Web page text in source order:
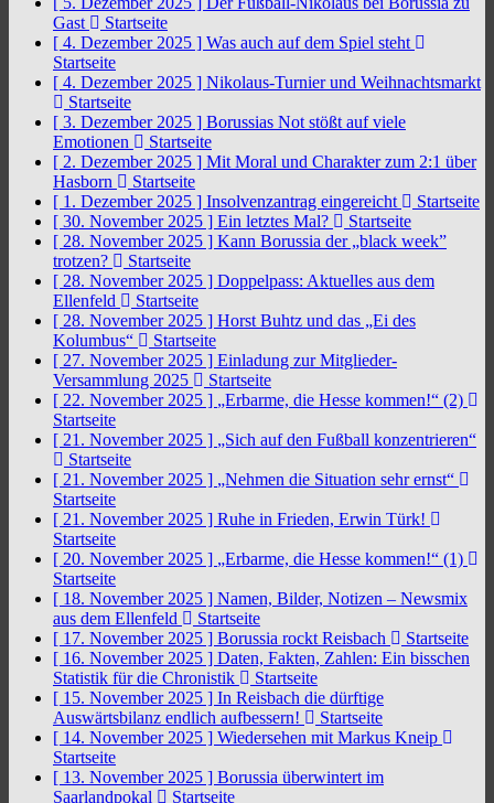
Gast
Startseite
[ 4. Dezember 2025 ] Was auch auf dem Spiel steht
Startseite
[ 4. Dezember 2025 ] Nikolaus-Turnier und Weihnachtsmarkt
Startseite
[ 3. Dezember 2025 ] Borussias Not stößt auf viele
Emotionen
Startseite
[ 2. Dezember 2025 ] Mit Moral und Charakter zum 2:1 über
Hasborn
Startseite
[ 1. Dezember 2025 ] Insolvenzantrag eingereicht
Startseite
[ 30. November 2025 ] Ein letztes Mal?
Startseite
[ 28. November 2025 ] Kann Borussia der „black week”
trotzen?
Startseite
[ 28. November 2025 ] Doppelpass: Aktuelles aus dem
Ellenfeld
Startseite
[ 28. November 2025 ] Horst Buhtz und das „Ei des
Kolumbus“
Startseite
[ 27. November 2025 ] Einladung zur Mitglieder-
Versammlung 2025
Startseite
[ 22. November 2025 ] „Erbarme, die Hesse kommen!“ (2)
Startseite
[ 21. November 2025 ] „Sich auf den Fußball konzentrieren“
Startseite
[ 21. November 2025 ] „Nehmen die Situation sehr ernst“
Startseite
[ 21. November 2025 ] Ruhe in Frieden, Erwin Türk!
Startseite
[ 20. November 2025 ] „Erbarme, die Hesse kommen!“ (1)
Startseite
[ 18. November 2025 ] Namen, Bilder, Notizen – Newsmix
aus dem Ellenfeld
Startseite
[ 17. November 2025 ] Borussia rockt Reisbach
Startseite
[ 16. November 2025 ] Daten, Fakten, Zahlen: Ein bisschen
Statistik für die Chronistik
Startseite
[ 15. November 2025 ] In Reisbach die dürftige
Auswärtsbilanz endlich aufbessern!
Startseite
[ 14. November 2025 ] Wiedersehen mit Markus Kneip
Startseite
[ 13. November 2025 ] Borussia überwintert im
Saarlandpokal
Startseite